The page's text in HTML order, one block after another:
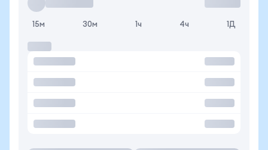
15м 30м 1ч 4ч 1Д